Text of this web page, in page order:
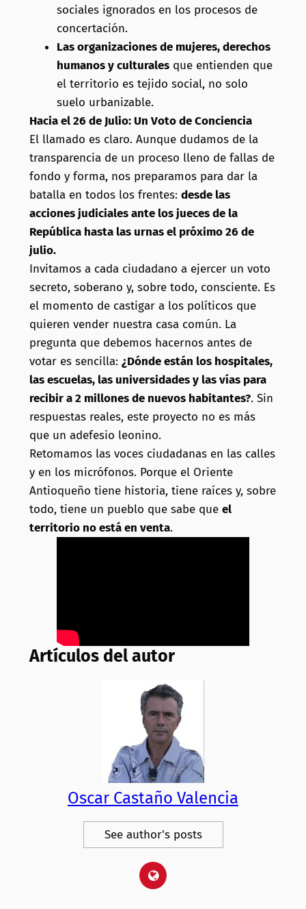
sociales ignorados en los procesos de
concertación.
Las organizaciones de mujeres, derechos
humanos y culturalesque entienden que
el territorio es tejido social, no solo
suelo urbanizable.
Hacia el 26 de Julio: Un Voto de Conciencia
El llamado es claro. Aunque dudamos de la
transparencia de un proceso lleno de fallas de
fondo y forma, nos preparamos para dar la
batalla en todos los frentes: desde las
acciones judiciales ante los jueces de la
República hasta las urnas el próximo 26 de
julio.
Invitamos a cada ciudadano a ejercer un voto
secreto, soberano y, sobre todo, consciente. Es
el momento de castigar a los políticos que
quieren vender nuestra casa común. La
pregunta que debemos hacernos antes de
votar es sencilla: ¿Dónde están los hospitales,
las escuelas, las universidades y las vías para
recibir a 2 millones de nuevos habitantes?. Sin
respuestas reales, este proyecto no es más
que un adefesio leonino.
Retomamos las voces ciudadanas en las calles
y en los micrófonos. Porque el Oriente
Antioqueño tiene historia, tiene raíces y, sobre
todo, tiene un pueblo que sabe que el
territorio no está en venta.
Artículos del autor
Oscar Castaño Valencia
See author's posts